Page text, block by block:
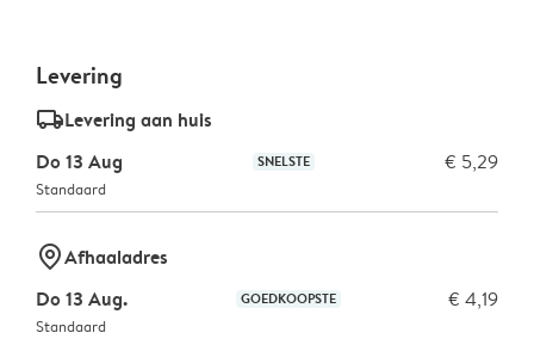
Levering
delivery_standard_v2Levering aan huis
Do 13 Aug
SNELSTE € 5,29
Standaard
marker-pinAfhaaladres
Do 13 Aug.
GOEDKOOPSTE € 4,19
Standaard